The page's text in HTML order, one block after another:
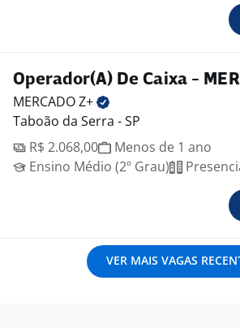
Operador(A) De Caixa -
MERCADOZ+
Taboão da Serra - SP
R$ 2.068,00
Menos de 1 ano
Ensino Médio (2º Grau)
VER MAIS VAGAS